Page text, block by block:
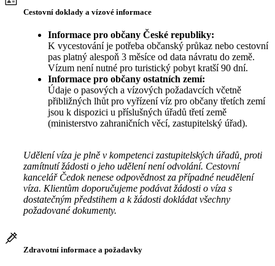
Cestovní doklady a vízové informace
Informace pro občany České republiky:
K vycestování je potřeba občanský průkaz nebo cestovní
pas platný alespoň 3 měsíce od data návratu do země.
Vízum není nutné pro turistický pobyt kratší 90 dní.
Informace pro občany ostatních zemí:
Údaje o pasových a vízových požadavcích včetně
přibližných lhůt pro vyřízení víz pro občany třetích zemí
jsou k dispozici u příslušných úřadů třetí země
(ministerstvo zahraničních věcí, zastupitelský úřad).
Udělení víza je plně v kompetenci zastupitelských úřadů, proti
zamítnutí žádosti o jeho udělení není odvolání. Cestovní
kancelář Čedok nenese odpovědnost za případné neudělení
víza. Klientům doporučujeme podávat žádosti o víza s
dostatečným předstihem a k žádosti dokládat všechny
požadované dokumenty.
Zdravotní informace a požadavky